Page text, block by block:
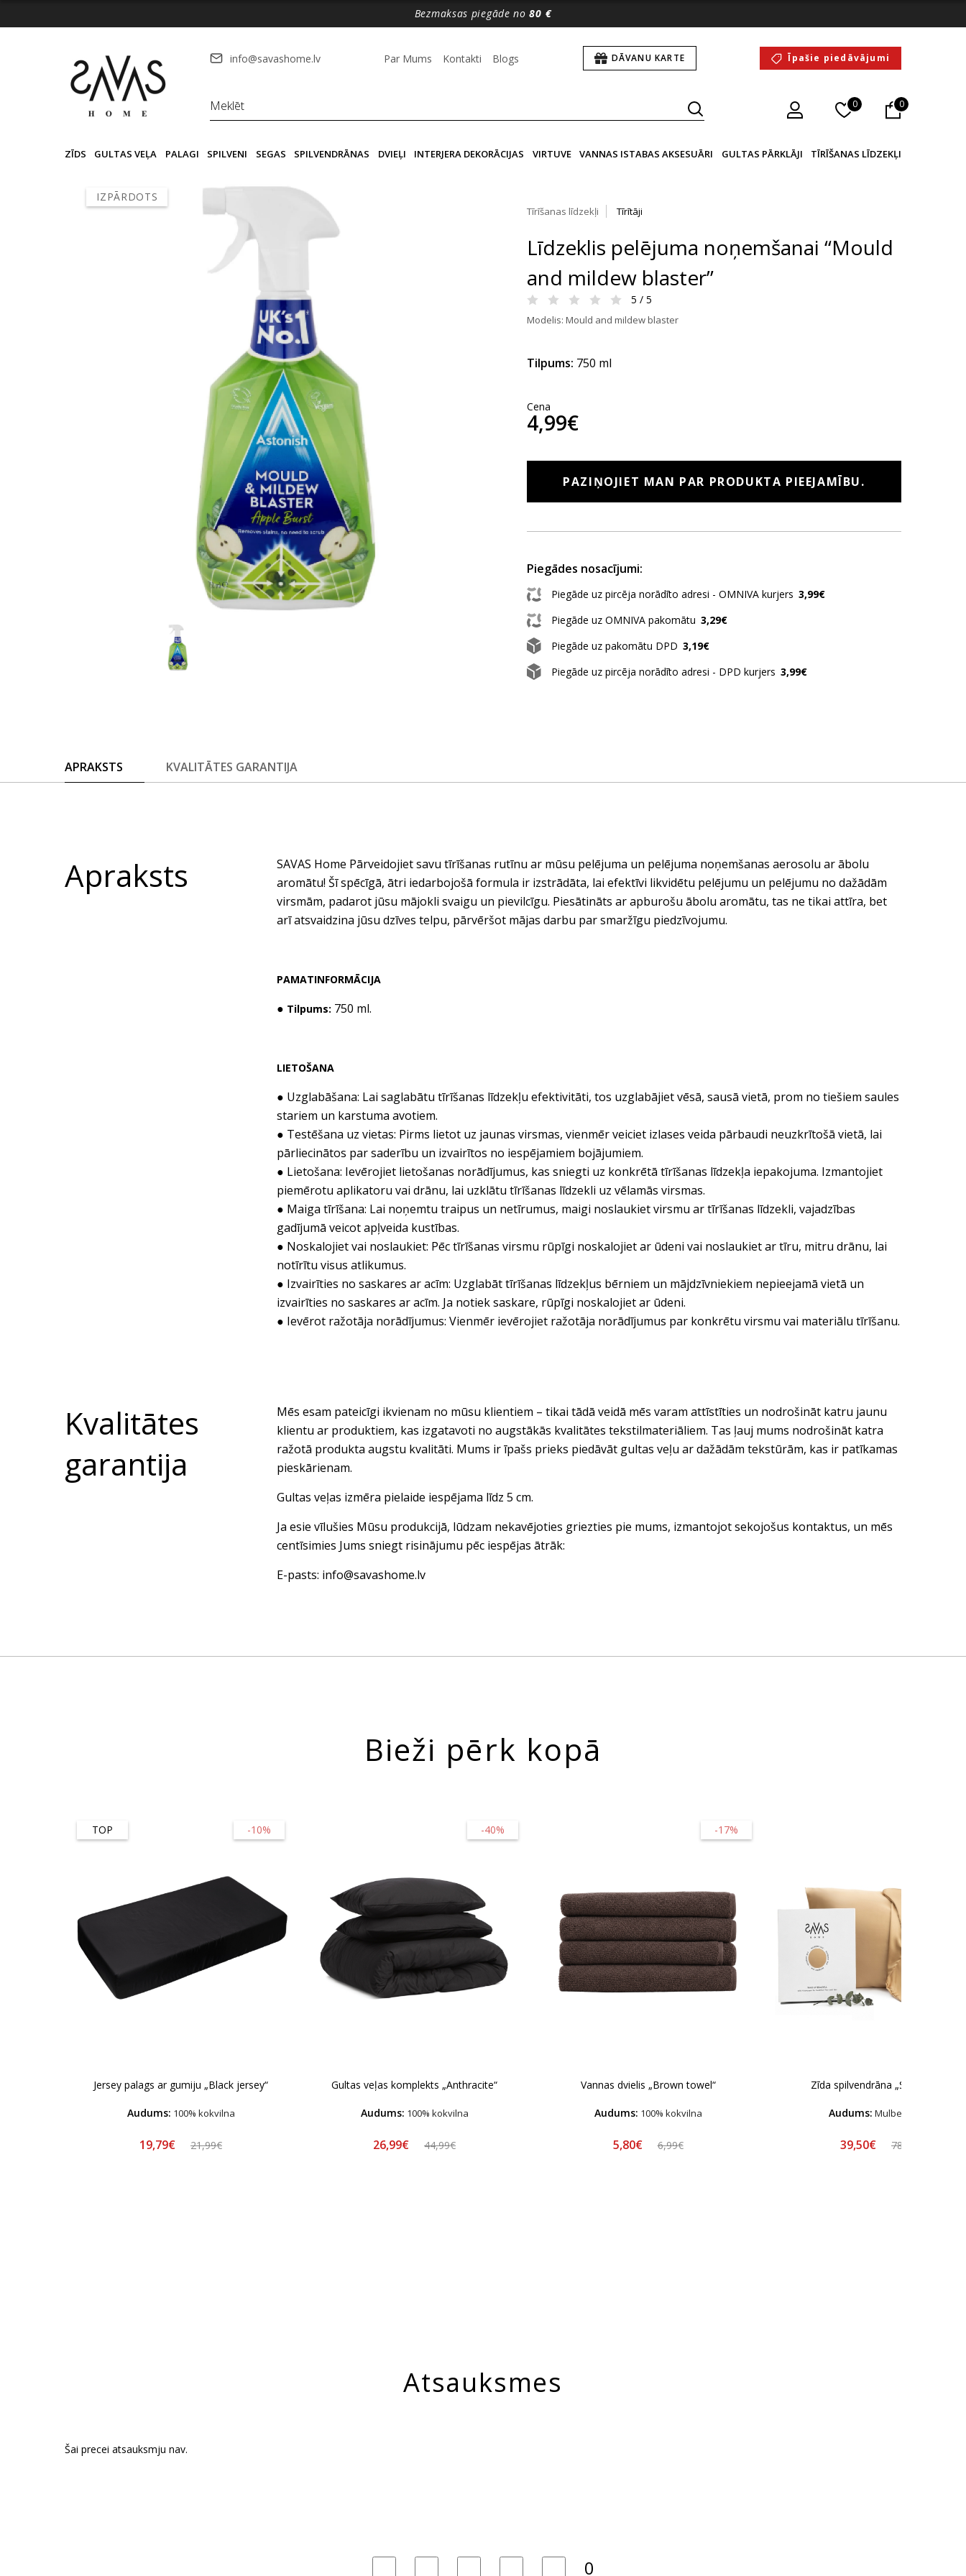
Bezmaksas piegāde no80 €
info@savashome.lv Par Mums Kontakti Blogs DĀVANU KARTE Īpašie piedāvājumi
0 0
ZĪDS GULTAS VEĻA PALAGI SPILVENI SEGAS SPILVENDRĀNAS DVIEĻI INTERJERA DEKORĀCIJAS VIRTUVE VANNAS ISTABAS AKSESUĀRI GULTAS PĀRKLĀJI TĪRĪŠANAS LĪDZEKĻI
IZPĀRDOTS
Tīrīšanas līdzekļi Tīrītāji
Līdzeklis pelējuma noņemšanai “Mould
and mildew blaster”
5 / 5
Modelis: Mould and mildew blaster
Tilpums: 750 ml
Cena
4,99€
PAZIŅOJIET MAN PAR PRODUKTA PIEEJAMĪBU.
Piegādes nosacījumi:
Piegāde uz pircēja norādīto adresi - OMNIVA kurjers 3,99€
Piegāde uz OMNIVA pakomātu 3,29€
Piegāde uz pakomātu DPD 3,19€
Piegāde uz pircēja norādīto adresi - DPD kurjers 3,99€
APRAKSTS KVALITĀTES GARANTIJA
Apraksts
SAVAS Home Pārveidojiet savu tīrīšanas rutīnu ar mūsu pelējuma un pelējuma noņemšanas aerosolu ar ābolu
aromātu! Šī spēcīgā, ātri iedarbojošā formula ir izstrādāta, lai efektīvi likvidētu pelējumu un pelējumu no dažādām
virsmām, padarot jūsu mājokli svaigu un pievilcīgu. Piesātināts ar apburošu ābolu aromātu, tas ne tikai attīra, bet
arī atsvaidzina jūsu dzīves telpu, pārvēršot mājas darbu par smaržīgu piedzīvojumu.
PAMATINFORMĀCIJA
● Tilpums: 750 ml.
LIETOŠANA
● Uzglabāšana: Lai saglabātu tīrīšanas līdzekļu efektivitāti, tos uzglabājiet vēsā, sausā vietā, prom no tiešiem saules
stariem un karstuma avotiem.
● Testēšana uz vietas: Pirms lietot uz jaunas virsmas, vienmēr veiciet izlases veida pārbaudi neuzkrītošā vietā, lai
pārliecinātos par saderību un izvairītos no iespējamiem bojājumiem.
● Lietošana: Ievērojiet lietošanas norādījumus, kas sniegti uz konkrētā tīrīšanas līdzekļa iepakojuma. Izmantojiet
piemērotu aplikatoru vai drānu, lai uzklātu tīrīšanas līdzekli uz vēlamās virsmas.
● Maiga tīrīšana: Lai noņemtu traipus un netīrumus, maigi noslaukiet virsmu ar tīrīšanas līdzekli, vajadzības
gadījumā veicot apļveida kustības.
● Noskalojiet vai noslaukiet: Pēc tīrīšanas virsmu rūpīgi noskalojiet ar ūdeni vai noslaukiet ar tīru, mitru drānu, lai
notīrītu visus atlikumus.
● Izvairīties no saskares ar acīm: Uzglabāt tīrīšanas līdzekļus bērniem un mājdzīvniekiem nepieejamā vietā un
izvairīties no saskares ar acīm. Ja notiek saskare, rūpīgi noskalojiet ar ūdeni.
● Ievērot ražotāja norādījumus: Vienmēr ievērojiet ražotāja norādījumus par konkrētu virsmu vai materiālu tīrīšanu.
Kvalitātes
garantija
Mēs esam pateicīgi ikvienam no mūsu klientiem – tikai tādā veidā mēs varam attīstīties un nodrošināt katru jaunu
klientu ar produktiem, kas izgatavoti no augstākās kvalitātes tekstilmateriāliem. Tas ļauj mums nodrošināt katra
ražotā produkta augstu kvalitāti. Mums ir īpašs prieks piedāvāt gultas veļu ar dažādām tekstūrām, kas ir patīkamas
pieskārienam.
Gultas veļas izmēra pielaide iespējama līdz 5 cm.
Ja esie vīlušies Mūsu produkcijā, lūdzam nekavējoties griezties pie mums, izmantojot sekojošus kontaktus, un mēs
centīsimies Jums sniegt risinājumu pēc iespējas ātrāk:
E-pasts: info@savashome.lv
Bieži pērk kopā
-10%
TOP
Jersey palags ar gumiju „Black jersey“
Audums: 100% kokvilna
19,79€ 21,99€
-40%
Gultas veļas komplekts „Anthracite“
Audums: 100% kokvilna
26,99€ 44,99€
-17%
Vannas dvielis „Brown towel“
Audums: 100% kokvilna
5,80€ 6,99€
Zīda spilvendrāna „Sandstone“
Audums: Mulberry Zids
39,50€ 78,99€
Atsauksmes
Šai precei atsauksmju nav.
0